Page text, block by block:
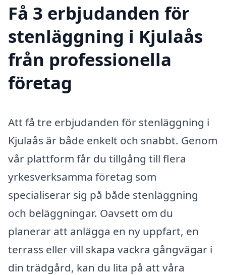
Få 3 erbjudanden för
stenläggning i Kjulaås
från professionella
företag
Att få tre erbjudanden för stenläggning i
Kjulaås är både enkelt och snabbt. Genom
vår plattform får du tillgång till flera
yrkesverksamma företag som
specialiserar sig på både stenläggning
och beläggningar. Oavsett om du
planerar att anlägga en ny uppfart, en
terrass eller vill skapa vackra gångvägar i
din trädgård, kan du lita på att våra